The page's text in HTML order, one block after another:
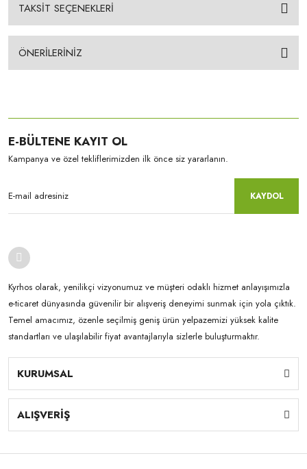
TAKSİT SEÇENEKLERİ
ÖNERİLERİNİZ
E-BÜLTENE KAYIT OL
Kampanya ve özel tekliflerimizden ilk önce siz yararlanın.
KAYDOL
Kyrhos olarak, yenilikçi vizyonumuz ve müşteri odaklı hizmet anlayışımızla
e-ticaret dünyasında güvenilir bir alışveriş deneyimi sunmak için yola çıktık.
Temel amacımız, özenle seçilmiş geniş ürün yelpazemizi yüksek kalite
standartları ve ulaşılabilir fiyat avantajlarıyla sizlerle buluşturmaktır.
KURUMSAL
ALIŞVERİŞ